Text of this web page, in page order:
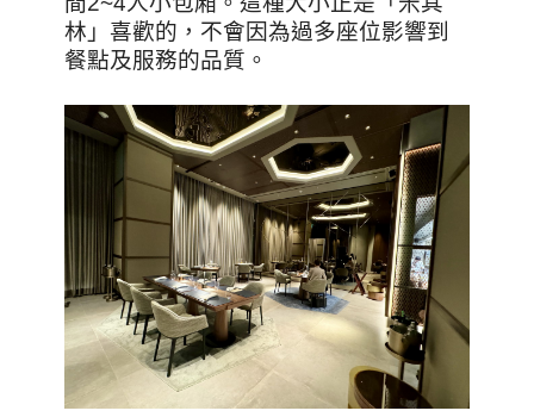
林」喜歡的，不會因為過多座位影響到
餐點及服務的品質。